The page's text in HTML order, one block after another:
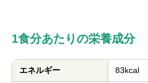
1食分あたりの栄養成分
エネルギー 83kcal